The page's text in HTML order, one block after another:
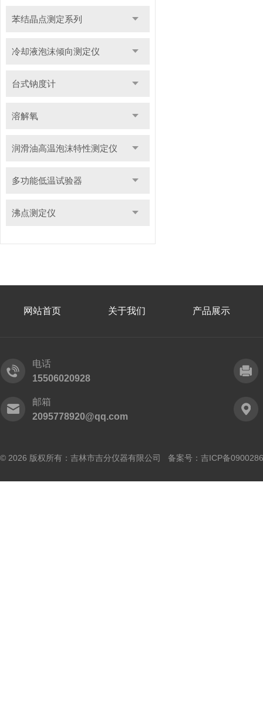
苯结晶点测定系列
冷却液泡沫倾向测定仪
台式钠度计
溶解氧
润滑油高温泡沫特性测定仪
多功能低温试验器
沸点测定仪
网站首页 关于我们 产品展示
电话
15506020928
邮箱
2095778920@qq.com
© 2026 版权所有：吉林市吉分仪器有限公司 备案号： 吉ICP备